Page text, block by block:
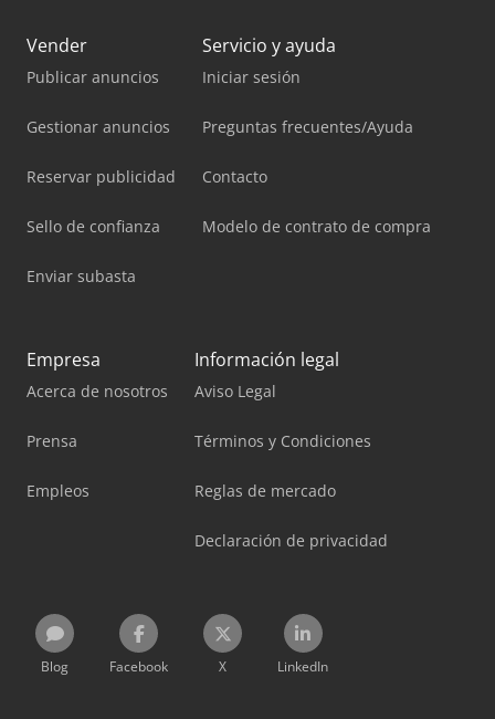
Vender
Publicar anuncios
Gestionar anuncios
Reservar publicidad
Sello de confianza
Enviar subasta
Servicio y ayuda
Iniciar sesión
Preguntas frecuentes/Ayuda
Contacto
Modelo de contrato de compra
Empresa
Acerca de nosotros
Prensa
Empleos
Información legal
Aviso Legal
Términos y Condiciones
Reglas de mercado
Declaración de privacidad
Blog Facebook X LinkedIn